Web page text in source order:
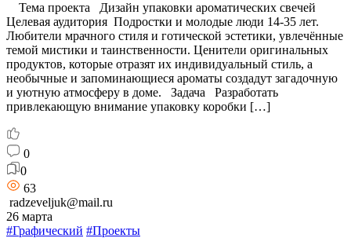
Тема проекта Дизайн упаковки ароматических свечей
Целевая аудитория Подростки и молодые люди 14-35 лет.
Любители мрачного стиля и готической эстетики, увлечённые
темой мистики и таинственности. Ценители оригинальных
продуктов, которые отразят их индивидуальный стиль, а
необычные и запоминающиеся ароматы создадут загадочную
и уютную атмосферу в доме. Задача Разработать
привлекающую внимание упаковку коробки […]
0
0
63
radzeveljuk@mail.ru
26 марта
#Графический #Проекты